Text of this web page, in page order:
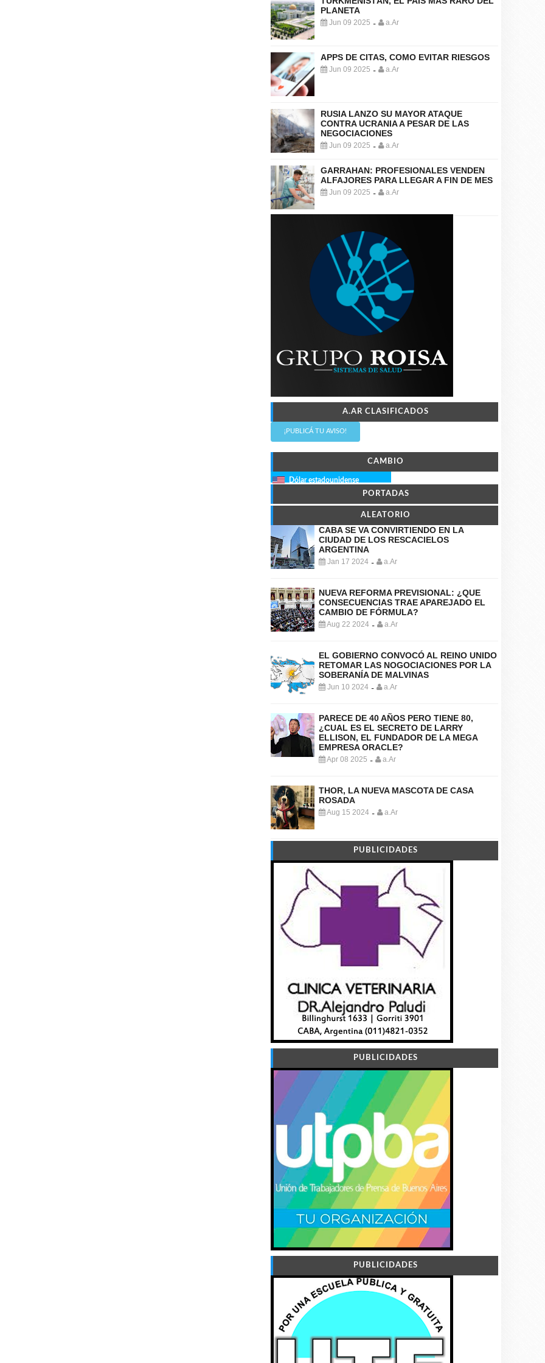
PLANETA
Jun 09 2025 - a.Ar
APPS DE CITAS, COMO EVITAR RIESGOS
Jun 09 2025 - a.Ar
RUSIA LANZO SU MAYOR ATAQUE
CONTRA UCRANIA A PESAR DE LAS
NEGOCIACIONES
Jun 09 2025 - a.Ar
GARRAHAN: PROFESIONALES VENDEN
ALFAJORES PARA LLEGAR A FIN DE MES
Jun 09 2025 - a.Ar
A.AR CLASIFICADOS
¡PUBLICÁ TU AVISO!
CAMBIO
Dólar estadounidense
PORTADAS
ALEATORIO
CABA SE VA CONVIRTIENDO EN LA
CIUDAD DE LOS RESCACIELOS
ARGENTINA
Jan 17 2024 - a.Ar
NUEVA REFORMA PREVISIONAL: ¿QUE
CONSECUENCIAS TRAE APAREJADO EL
CAMBIO DE FÓRMULA?
Aug 22 2024 - a.Ar
EL GOBIERNO CONVOCÓ AL REINO UNIDO
RETOMAR LAS NOGOCIACIONES POR LA
SOBERANÍA DE MALVINAS
Jun 10 2024 - a.Ar
PARECE DE 40 AÑOS PERO TIENE 80,
¿CUAL ES EL SECRETO DE LARRY
ELLISON, EL FUNDADOR DE LA MEGA
EMPRESA ORACLE?
Apr 08 2025 - a.Ar
THOR, LA NUEVA MASCOTA DE CASA
ROSADA
Aug 15 2024 - a.Ar
PUBLICIDADES
PUBLICIDADES
PUBLICIDADES